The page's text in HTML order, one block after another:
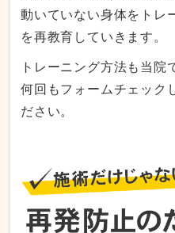
動いていない身体をトレ
を再教育していきます。
トレーニング方法も当院
何回もフォームチェック
ださい。